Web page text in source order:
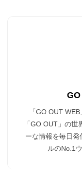
「GO OUT
「GO OUT」の
ーな情報を毎日
ルのNo.1